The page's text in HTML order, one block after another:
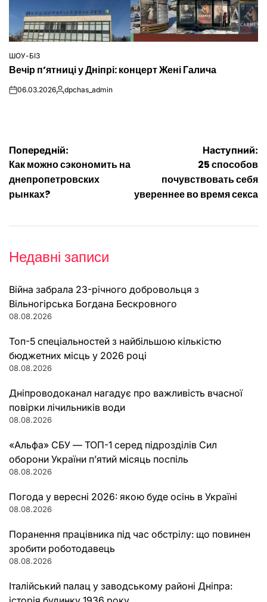
ОПУБЛІКУВАТИ
У
ШОУ-БІЗ
Вечір п’ятниці у Дніпрі: концерт Жені Галича
on06.03.2026Опубліковано
dpchas_admin
Навігація
записів
Попередній:
Как можно сэкономить на
днепропетровских
рынках?
Наступний:
25 способов
почувствовать себя
увереннее во время секса
Недавні записи
Війна забрала 23-річного добровольця з
Вільногірська Богдана Бескровного
08.08.2026
Топ-5 спеціальностей з найбільшою кількістю
бюджетних місць у 2026 році
08.08.2026
Дніпроводоканал нагадує про важливість вчасної
повірки лічильників води
08.08.2026
«Альфа» СБУ — ТОП-1 серед підрозділів Сил
оборони України п’ятий місяць поспіль
08.08.2026
Погода у вересні 2026: якою буде осінь в Україні
08.08.2026
Поранення працівника під час обстрілу: що повинен
зробити роботодавець
08.08.2026
Італійський палац у заводському районі Дніпра: